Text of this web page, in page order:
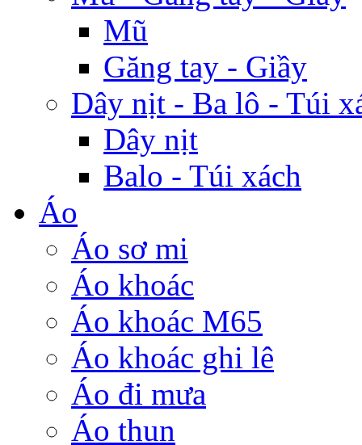
Mũ
Găng tay - Giầy
Dây nịt - Ba lô - Túi
Dây nịt
Balo - Túi xách
Áo
Áo sơ mi
Áo khoác
Áo khoác M65
Áo khoác ghi lê
Áo đi mưa
Áo thun